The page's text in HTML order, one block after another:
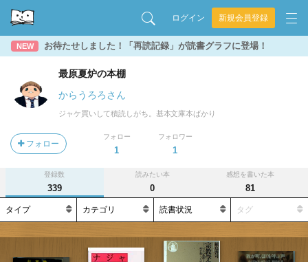
ログイン 新規会員登録
NEW お待たせしました！「再読記録」が読書グラフに登場！
最原夏炉の本棚
からうろろさん
ジャケ買いして積読しがち。基本文庫本ばかり
フォロー
フォロー
1
フォロワー
1
登録数
339
読みたい本
0
感想を書いた本
81